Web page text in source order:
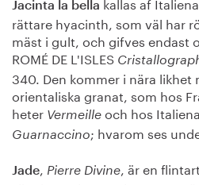
Om oss
Jacinta la bella
rättare hyacinth, som väl har
mäst i gult, och gifves endast
ROMÉ DE L'ISLES
340. Den kommer i nära likhet
orientaliska granat, som hos
heter Vermeille och hos
Guarnaccino; hvarom ses
Jade, Pierre Divine, är en